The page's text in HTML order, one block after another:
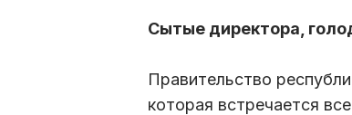
Сытые директора,
Правительство
которая встречается